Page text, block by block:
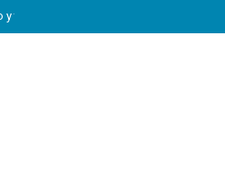
tratamiento de las hepatitis virales